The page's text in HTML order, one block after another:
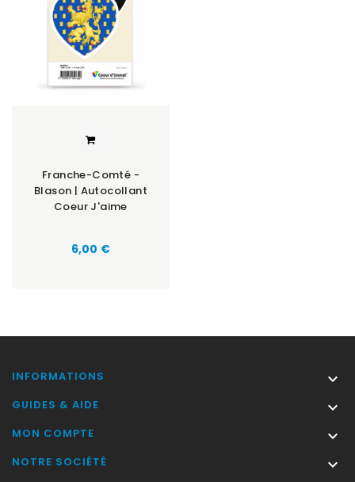
Franche-Comté -
Blason | Autocollant
Coeur J'aime
Prix
6,00 €
INFORMATIONS 
GUIDES & AIDE 
MON COMPTE 
NOTRE SOCIÉTÉ 